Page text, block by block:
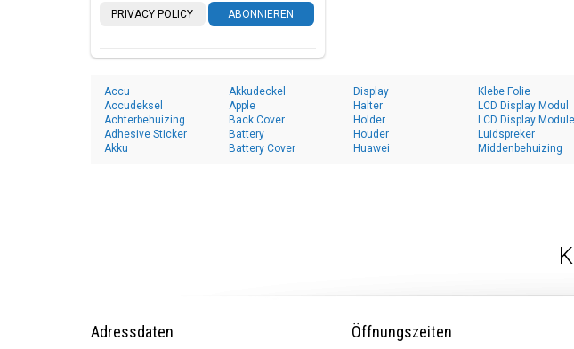
PRIVACY POLICY ABONNIEREN
Accu
Accudeksel
Achterbehuizing
Adhesive Sticker
Akku
Akkudeckel
Apple
Back Cover
Battery
Battery Cover
Display
Halter
Holder
Houder
Huawei
Klebe Folie
LCD Display Modul
LCD Display Module
Luidspreker
Middenbehuizing
Adressdaten Öffnungszeiten